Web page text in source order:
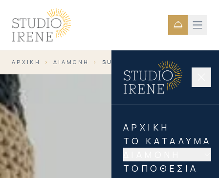
ΑΡΧΙΚΉ
ΤΟ ΚΑΤΆΛΥΜΑ
ΤΟΠΟΘΕΣΊΑ
ΑΡΧΙΚΉ › ΔΙΑΜΟΝΉ › SUPERIOR TRIPLE